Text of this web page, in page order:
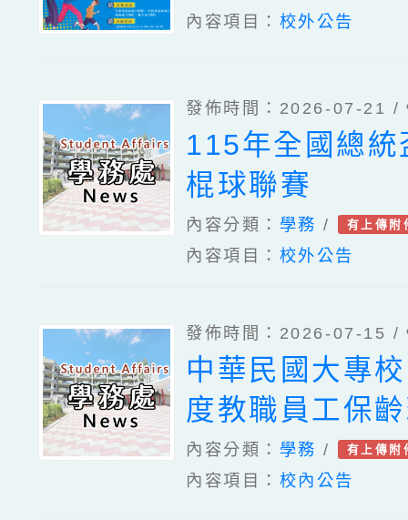
內容項目： 校外公告
發佈時間：2026-07-21 /
115年全國總統
棍球聯賽
內容分類： 學務 / 有上傳附
內容項目： 校外公告
發佈時間：2026-07-15 /
中華民國大專
度教職員工保
內容分類： 學務 / 有上傳附
內容項目： 校內公告